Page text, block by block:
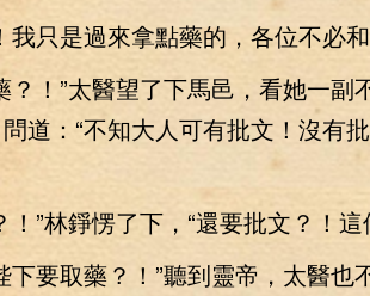
只是過來拿點藥的，各位不必和
”太醫望了下馬邑，看她一副
道：“不知大人可有批文！沒有
”林錚愣了下，“還要批文？！這
取藥？！”聽到靈帝，太醫也